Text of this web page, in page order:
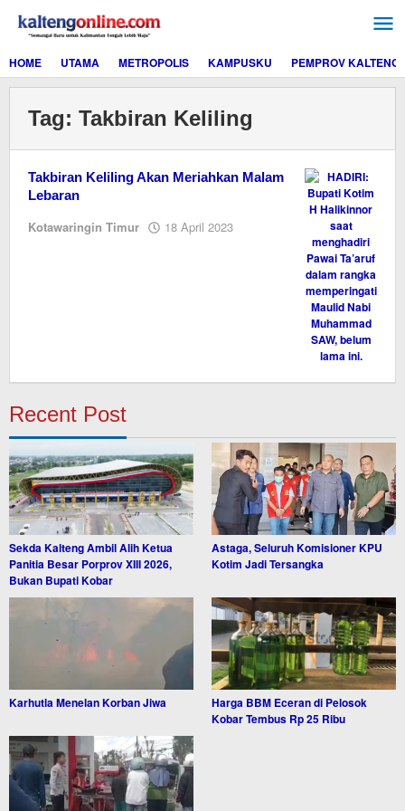
konten
HOME
UTAMA METROPOLIS KAMPUSKU PEMPROV KALTENG
Tag: Takbiran Keliling
Takbiran Keliling Akan Meriahkan Malam
Lebaran
Kotawaringin Timur 18 April 2023
Recent Post
Sekda Kalteng Ambil Alih Ketua
Panitia Besar Porprov XIII 2026,
Bukan Bupati Kobar
Astaga, Seluruh Komisioner KPU
Kotim Jadi Tersangka
Karhutla Menelan Korban Jiwa
Harga BBM Eceran di Pelosok
Kobar Tembus Rp 25 Ribu